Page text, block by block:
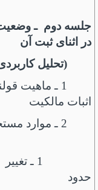
جلسه دوم ـ
در اثنای ثبت آن
(تحلیل کاربردی مواد 41 ـ
1 ـ ماهیت
اثبات مالکیت
2 ـ موارد
1 ـ تغییر